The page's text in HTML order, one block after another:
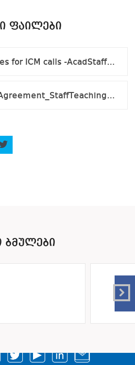
ᲤᲐᲘᲚᲔᲑᲘ
Guidelines for ICM calls -AcadStaff_v.2023.docx.pdf
MobilityAgreement_StaffTeaching_2023-2024.docx
ᲑᲛᲣᲚᲔᲑᲘ